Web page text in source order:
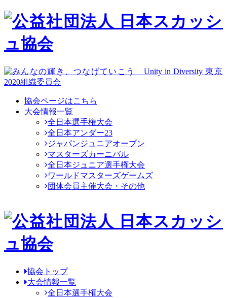
協会ページはこちら
大会情報一覧
全日本選手権大会
全日本アンダー23
ジャパンジュニアオープン
マスターズカーニバル
全日本ジュニア選手権大会
ワールドマスターズゲームズ
団体会員主催大会・その他
協会トップ
大会情報一覧
全日本選手権大会